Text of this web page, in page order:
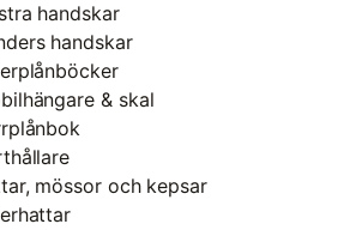
handskar
handskar
& skal
mössor och kepsar